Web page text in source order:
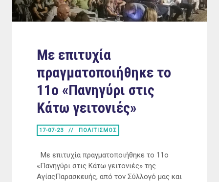
Με επιτυχία
πραγματοποιήθηκε το
11ο «Πανηγύρι στις
Κάτω γειτονιές»
17-07-23 ΠΟΛΙΤΙΣΜΟΣ
Με επιτυχία πραγματοποιήθηκε το 11ο
«Πανηγύρι στις Κάτω γειτονιές» της
ΑγίαςΠαρασκευής, από τον Σύλλογό μας και